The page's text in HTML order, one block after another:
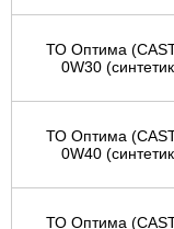
ТО Оптима
0W30
ТО Оптима
0W40
ТО Оптима